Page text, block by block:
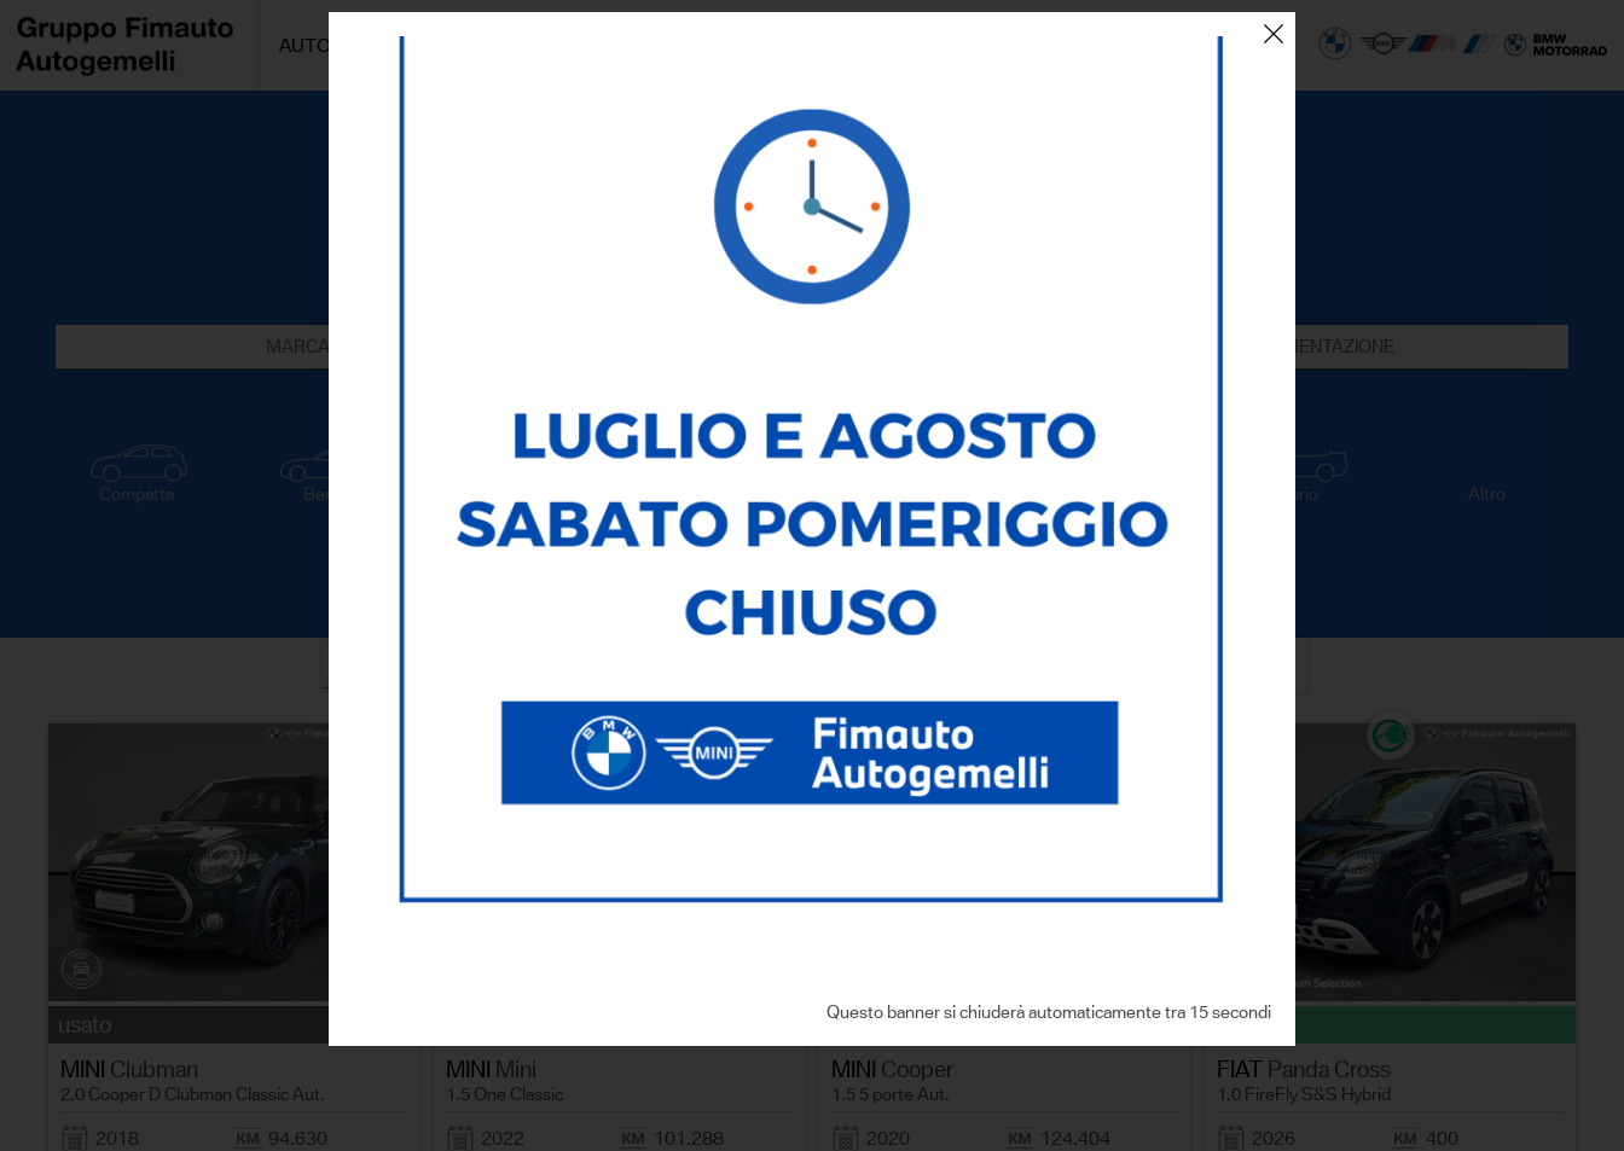
Questo banner si chiuderà automaticamente tra 14 secondi
AUTO/MOTO
AUTO
NUOVO SEMESTRALE
MARCA ALIMENTAZIONE
Ricerca testuale
Ricerca avanzata
usato
MINI Clubman
2.0 Cooper D Clubman Classic Aut.
2018
94.630
MINI Mini
1.5 One Classic
2022
101.288
usato
MINI Cooper
1.5 5 porte Aut.
2020
124.404
usato
FIAT Panda Cross
1.0 FireFly S&S Hybrid
2026
400